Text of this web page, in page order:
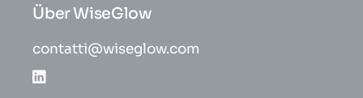
Über WiseGlow
contatti@wiseglow.com